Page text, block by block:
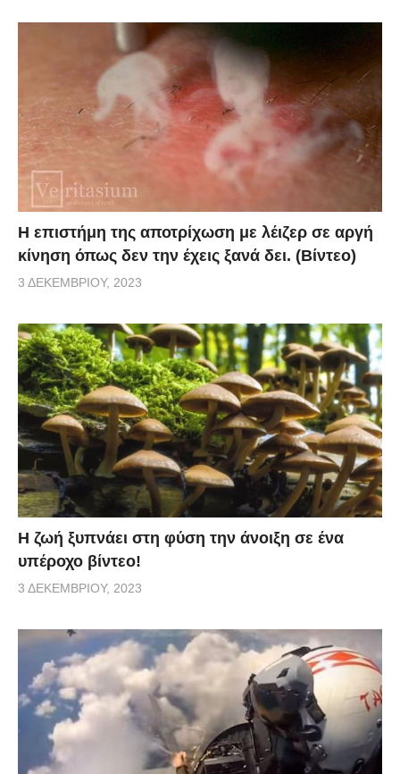
Η επιστήμη της αποτρίχωση με λέιζερ σε αργή
κίνηση όπως δεν την έχεις ξανά δει. (Βίντεο)
3 ΔΕΚΕΜΒΡΊΟΥ, 2023
Η ζωή ξυπνάει στη φύση την άνοιξη σε ένα
υπέροχο βίντεο!
3 ΔΕΚΕΜΒΡΊΟΥ, 2023